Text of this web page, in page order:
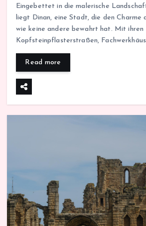
Eingebettet in die malerische
liegt Dinan, eine Stadt, die den
wie keine andere bewahrt hat. Mit ihren
Kopfsteinpflasterstraßen,
Read more